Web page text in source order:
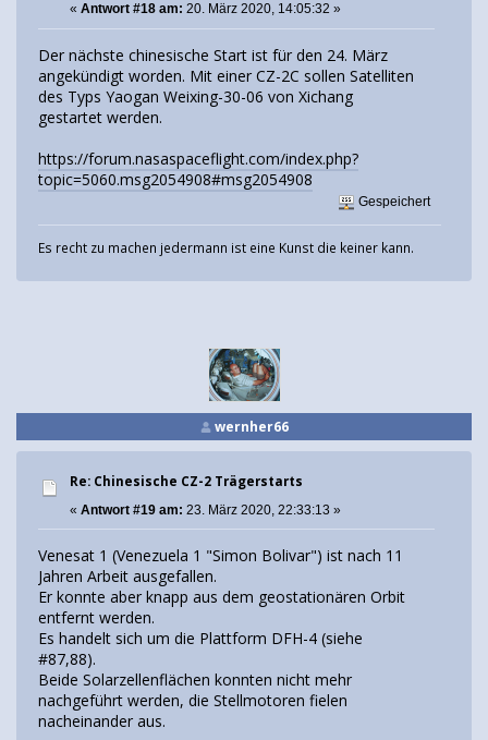
« Antwort #18 am: 20. März 2020, 14:05:32 »
Der nächste chinesische Start ist für den 24. März
angekündigt worden. Mit einer CZ-2C sollen Satelliten
des Typs Yaogan Weixing-30-06 von Xichang
gestartet werden.
https://forum.nasaspaceflight.com/index.php?
topic=5060.msg2054908#msg2054908
Gespeichert
Es recht zu machen jedermann ist eine Kunst die keiner kann.
wernher66
Re: Chinesische CZ-2 Trägerstarts
« Antwort #19 am: 23. März 2020, 22:33:13 »
Venesat 1 (Venezuela 1 "Simon Bolivar") ist nach 11
Jahren Arbeit ausgefallen.
Er konnte aber knapp aus dem geostationären Orbit
entfernt werden.
Es handelt sich um die Plattform DFH-4 (siehe
#87,88).
Beide Solarzellenflächen konnten nicht mehr
nachgeführt werden, die Stellmotoren fielen
nacheinander aus.